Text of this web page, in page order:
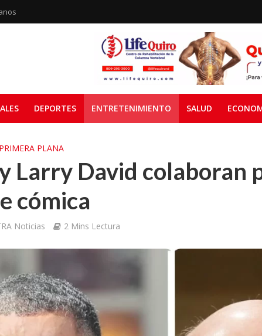
DEPORTES ENTRETENIMIENTO SALUD
PRIMERA PLANA
Larry David colaboran
cómica
Noticias 2 Mins Lectura